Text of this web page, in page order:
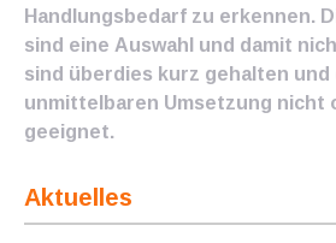
Handlungsbedarf zu erkennen.
sind eine Auswahl und damit
sind überdies kurz gehalten und
unmittelbaren Umsetzung nicht
geeignet.
Aktuelles